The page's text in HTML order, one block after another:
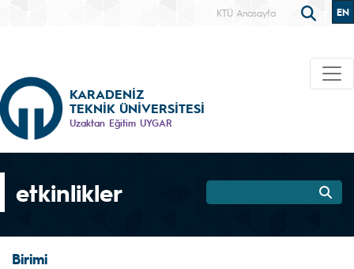
KTÜ Anasayfa EN
KARADENİZ
TEKNİK ÜNİVERSİTESİ
Uzaktan Eğitim UYGAR
etkinlikler
Birimi